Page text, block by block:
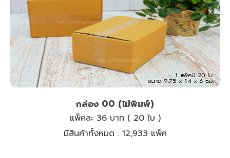
กล่อง 00 (ไม่พิมพ์)
แพ็คละ 36 บาท ( 20 ใบ )
มีสินค้าทั้งหมด : 12,933 แพ็ค